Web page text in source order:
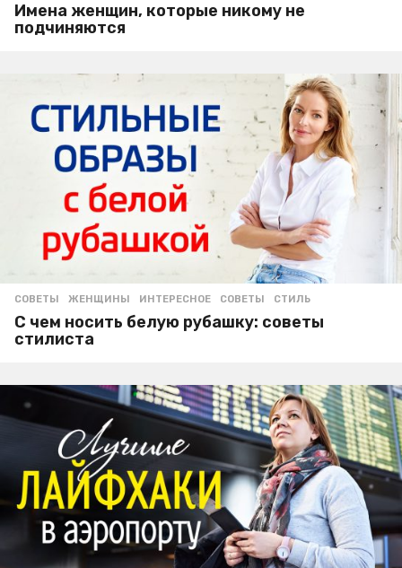
Имена женщин, которые никому не
подчиняются
СОВЕТЫ ЖЕНЩИНЫ ,ИНТЕРЕСНОЕ ,СОВЕТЫ ,СТИЛЬ
С чем носить белую рубашку: советы
стилиста